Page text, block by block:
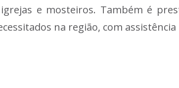
e mosteiros. Também é
na região, com